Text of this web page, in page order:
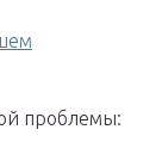
проблемы: